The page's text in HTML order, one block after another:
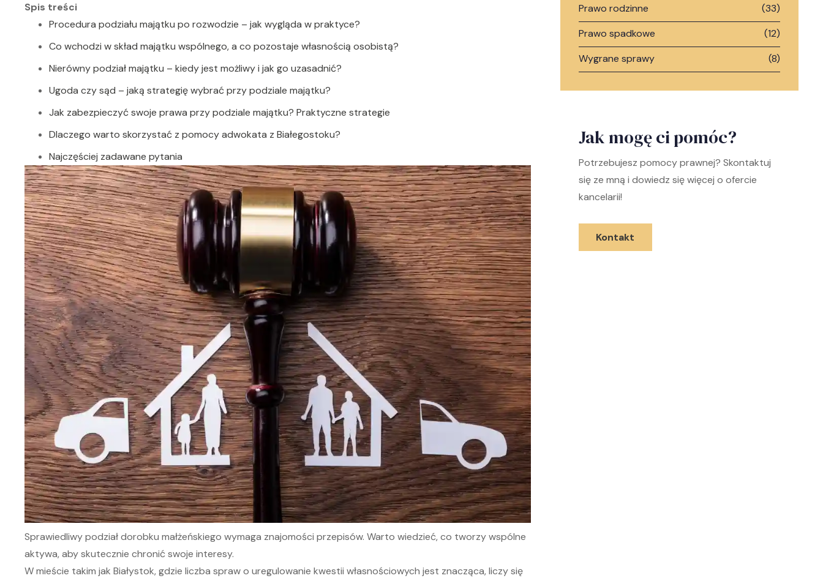
Spis treści
Procedura podziału majątku po rozwodzie – jak wygląda w praktyce?
Co wchodzi w skład majątku wspólnego, a co pozostaje własnością osobistą?
Nierówny podział majątku – kiedy jest możliwy i jak go uzasadnić?
Ugoda czy sąd – jaką strategię wybrać przy podziale majątku?
Jak zabezpieczyć swoje prawa przy podziale majątku? Praktyczne strategie
Dlaczego warto skorzystać z pomocy adwokata z Białegostoku?
Najczęściej zadawane pytania
Sprawiedliwy podział dorobku małżeńskiego wymaga znajomości przepisów. Warto wiedzieć, co tworzy wspólne
aktywa, aby skutecznie chronić swoje interesy.
W mieście takim jak Białystok, gdzie liczba spraw o uregulowanie kwestii własnościowych jest znacząca, liczy się
Prawo rodzinne
(33)
Prawo spadkowe
(12)
Wygrane sprawy
(8)
Jak mogę ci pomóc?
Potrzebujesz pomocy prawnej? Skontaktuj
się ze mną i dowiedz się więcej o ofercie
kancelarii!
Kontakt